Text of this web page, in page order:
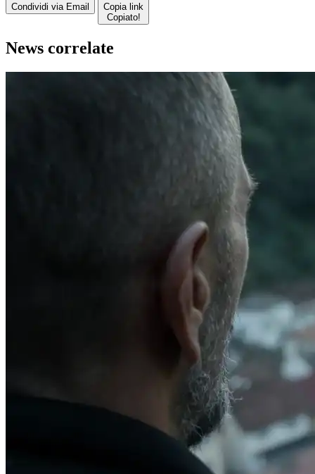
Condividi via Email
Copia link
Copiato!
News correlate